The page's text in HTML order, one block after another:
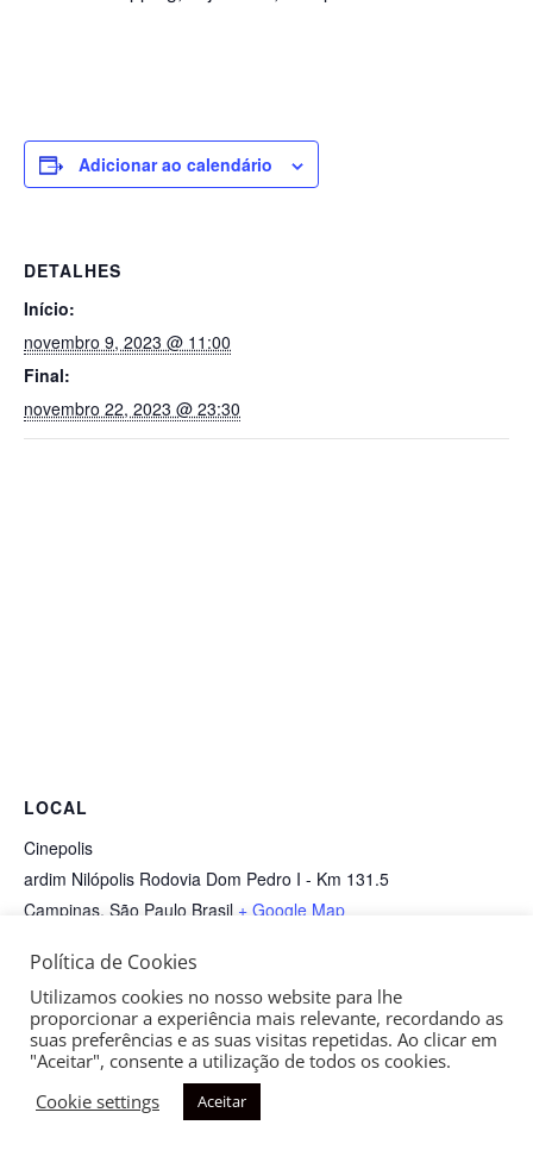
Adicionar ao calendário
DETALHES
Início:
novembro 9, 2023 @ 11:00
Final:
novembro 22, 2023 @ 23:30
LOCAL
Cinepolis
ardim Nilópolis Rodovia Dom Pedro I - Km 131.5
Campinas, São Paulo Brasil + Google Map
Dom La Nena
Copyright © 2026 Aliança Francesa de Campinas
Política de Cookies
Utilizamos cookies no nosso website para lhe
proporcionar a experiência mais relevante, recordando as
suas preferências e as suas visitas repetidas. Ao clicar em
"Aceitar", consente a utilização de todos os cookies.
Cookie settings
Aceitar